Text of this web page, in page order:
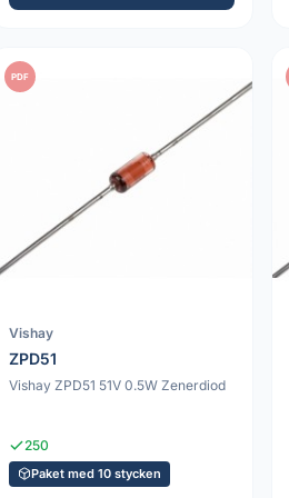
PDF
Vishay
ZPD51
Vishay ZPD51 51V 0.5W Zenerdiod
250
Paket med 10 stycken